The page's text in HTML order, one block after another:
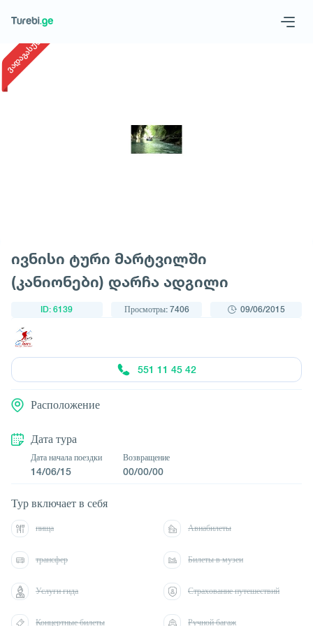
ვადაგასული
ივნისი ტური მარტვილში
(კანიონები) დარჩა ადგილი
ID: 6139 Просмотры: 7406 09/06/2015
551 11 45 42
Расположение
Дата тура
Дата начала поездки
14/06/15
Возвращение
00/00/00
Тур включает в себя
пища Авиабилеты
трансфер Билеты в музеи
Услуги гида Страхование путешествий
Концертные билеты Ручной багаж